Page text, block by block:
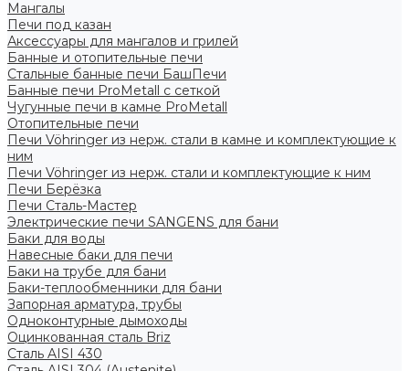
Мангалы
Печи под казан
Аксессуары для мангалов и грилей
Банные и отопительные печи
Стальные банные печи БашПечи
Банные печи ProMetall с сеткой
Чугунные печи в камне ProMetall
Отопительные печи
Печи Vöhringer из нерж. стали в камне и комплектующие к
ним
Печи Vöhringer из нерж. стали и комплектующие к ним
Печи Берёзка
Печи Сталь-Мастер
Электрические печи SANGENS для бани
Баки для воды
Навесные баки для печи
Баки на трубе для бани
Баки-теплообменники для бани
Запорная арматура, трубы
Одноконтурные дымоходы
Оцинкованная сталь Briz
Сталь AISI 430